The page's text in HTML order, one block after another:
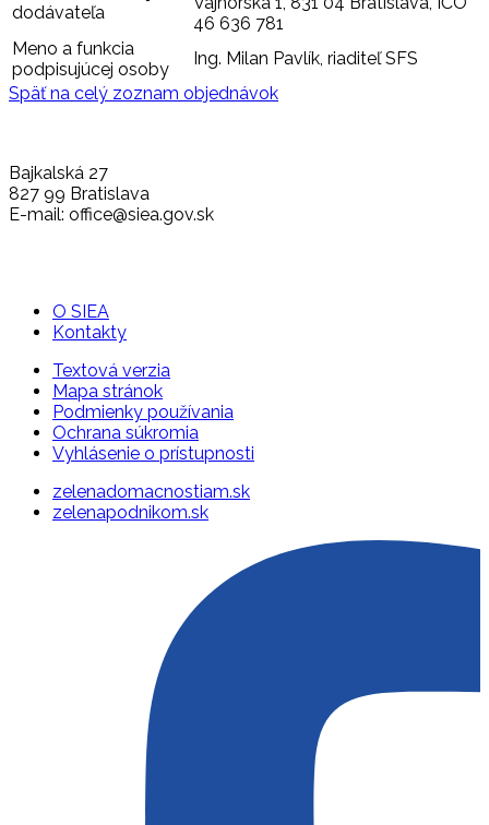
dodávateľa
46 636 781
Meno a funkcia
podpisujúcej osoby
Ing. Milan Pavlík, riaditeľ SFS
Späť na celý zoznam objednávok
Bajkalská 27
827 99 Bratislava
E-mail: office@siea.gov.sk
O SIEA
Kontakty
Textová verzia
Mapa stránok
Podmienky používania
Ochrana súkromia
Vyhlásenie o prístupnosti
zelenadomacnostiam.sk
zelenapodnikom.sk